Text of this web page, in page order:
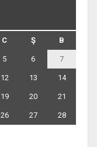
C Ş B
5 6 7
12 13 14
19 20 21
26 27
28